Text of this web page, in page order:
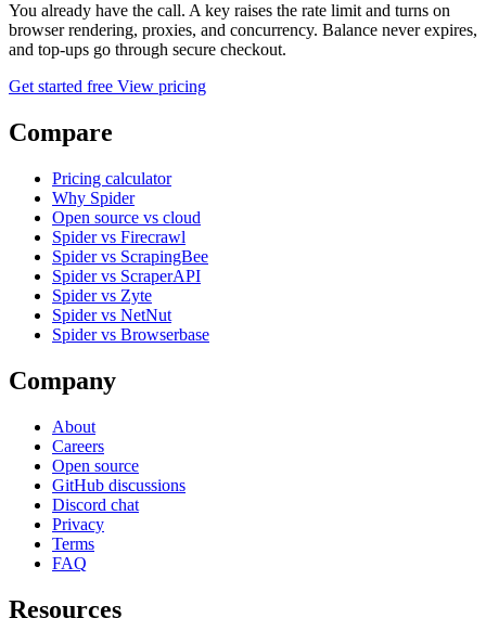
You already have the call. A key raises the rate limit and turns on
browser rendering, proxies, and concurrency. Balance never expires,
and top-ups go through secure checkout.
Get started free View pricing
Compare
Pricing calculator
Why Spider
Open source vs cloud
Spider vs Firecrawl
Spider vs ScrapingBee
Spider vs ScraperAPI
Spider vs Zyte
Spider vs NetNut
Spider vs Browserbase
Company
About
Careers
Open source
GitHub discussions
Discord chat
Privacy
Terms
FAQ
Resources